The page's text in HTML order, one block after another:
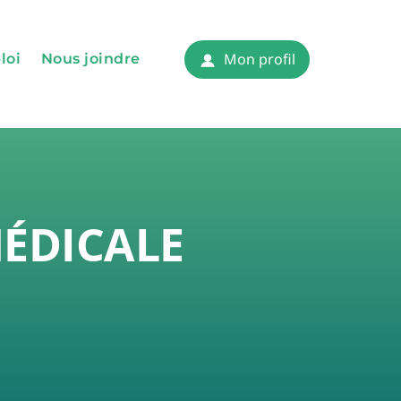
Nous joindre Mon profil